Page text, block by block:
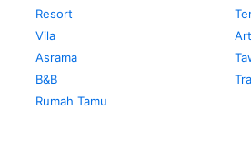
Resort
Vila
Asrama
B&B
Rumah Tamu